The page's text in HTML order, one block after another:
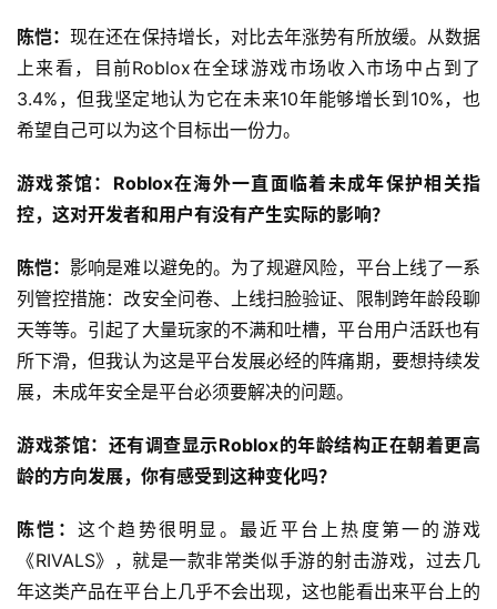
陈恺：现在还在保持增长，对比去年涨势有所放缓。从数据
上来看，目前Roblox在全球游戏市场收入市场中占到了
3.4%，但我坚定地认为它在未来10年能够增长到10%，也
希望自己可以为这个目标出一份力。
游戏茶馆：Roblox在海外一直面临着未成年保护相关指
控，这对开发者和用户有没有产生实际的影响？
陈恺： 影响是难以避免的。为了规避风险，平台上线了一系
列管控措施：改安全问卷、上线扫脸验证、限制跨年龄段聊
天等等。引起了大量玩家的不满和吐槽，平台用户活跃也有
所下滑，但我认为这是平台发展必经的阵痛期，要想持续发
展，未成年安全是平台必须要解决的问题。
游戏茶馆：还有调查显示Roblox的年龄结构正在朝着更高
龄的方向发展，你有感受到这种变化吗？
陈恺： 这个趋势很明显。最近平台上热度第一的游戏
《RIVALS》，就是一款非常类似手游的射击游戏，过去几
年这类产品在平台上几乎不会出现，这也能看出来平台上的